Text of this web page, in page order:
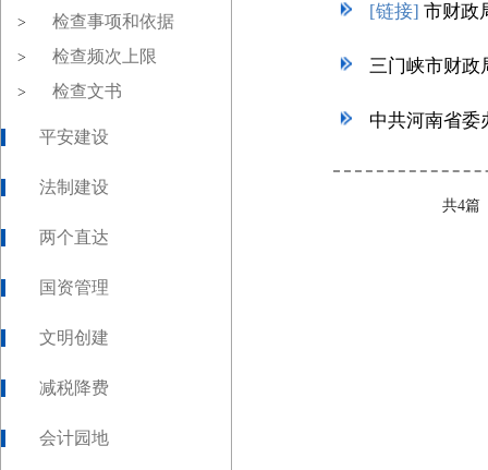
> 检查事项和依据
> 检查频次上限
> 检查文书
平安建设
法制建设
两个直达
国资管理
文明创建
减税降费
会计园地
[链接] 市财政
三门峡市财政
共4篇